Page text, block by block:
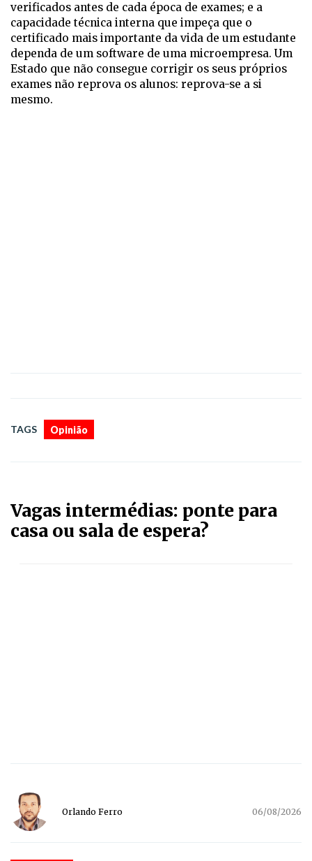
verificados antes de cada época de exames; e a
capacidade técnica interna que impeça que o
certificado mais importante da vida de um estudante
dependa de um software de uma microempresa. Um
Estado que não consegue corrigir os seus próprios
exames não reprova os alunos: reprova-se a si
mesmo.
TAGS Opinião
Vagas intermédias: ponte para
casa ou sala de espera?
Orlando Ferro 06/08/2026